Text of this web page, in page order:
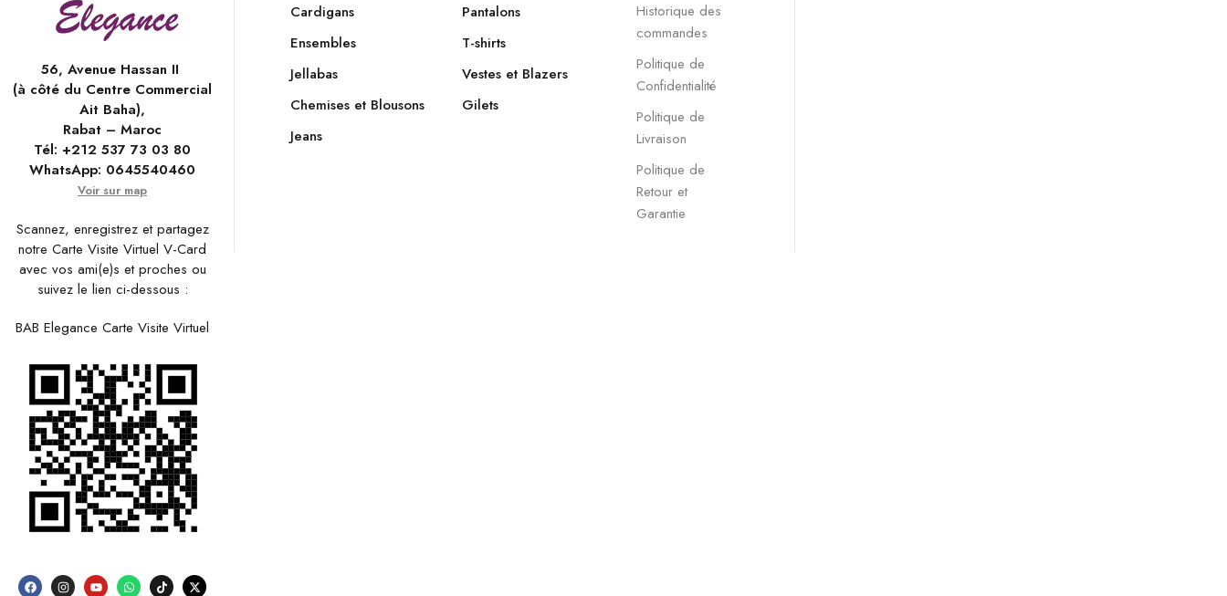
56, Avenue Hassan II
(à côté du Centre Commercial
Ait Baha),
Rabat – Maroc
Tél: +212 537 73 03 80
WhatsApp: 0645540460
Voir sur map
Scannez, enregistrez et partagez
notre Carte Visite Virtuel V-Card
avec vos ami(e)s et proches ou
suivez le lien ci-dessous :
BAB Elegance Carte Visite Virtuel
Cardigans
Ensembles
Jellabas
Chemises et Blousons
Jeans
Pantalons
T-shirts
Vestes et Blazers
Gilets
Historique des
commandes
Politique de
Confidentialité
Politique de
Livraison
Politique de
Retour et
Garantie